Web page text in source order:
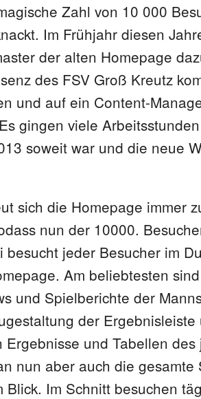
Zahl von 10 000
Im Frühjahr diesen
der alten Homepage
des FSV Groß Kreutz
und auf ein Content-
gingen viele
soweit war und die neue
sich die Homepage immer
nun der 10000.
besucht jeder Besucher im
Am beliebtesten
und Spielberichte der
der
und Tabellen des
nun aber auch die gesamte
Blick. Im Schnitt besuchen